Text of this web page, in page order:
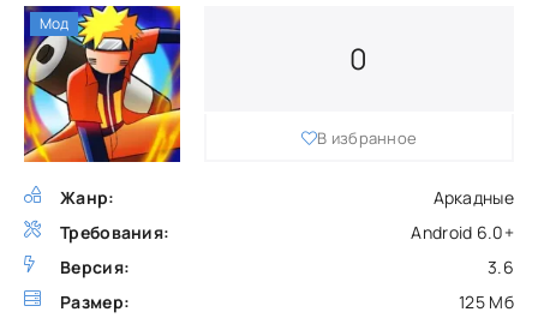
Жанр:
Аркадные
Требования:
Android 6.0+
Версия:
3.6
Размер:
125 Мб
0
В избранное
Мод